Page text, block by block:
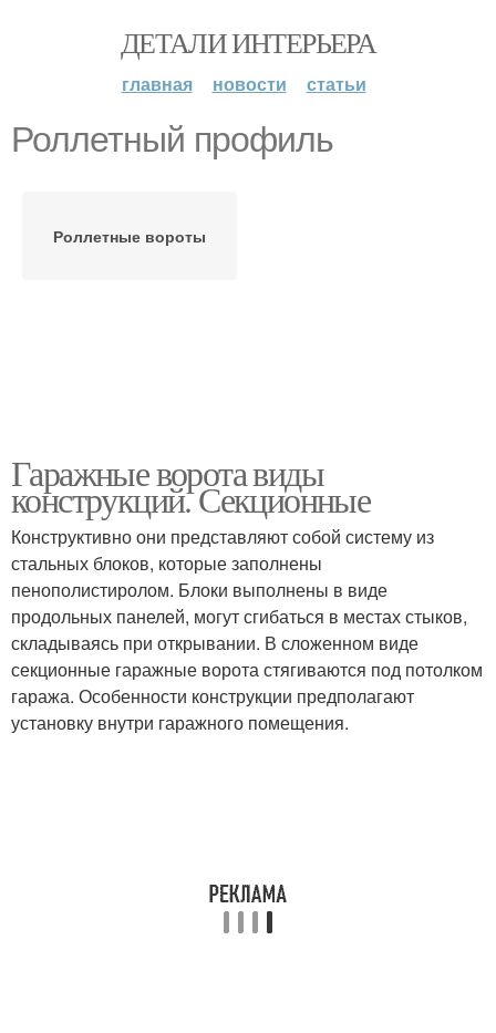
ДЕТАЛИ ИНТЕРЬЕРА
главная новости статьи
Роллетный профиль
Роллетные вороты
Гаражные ворота виды
конструкций. Секционные
Конструктивно они представляют собой систему из
стальных блоков, которые заполнены
пенополистиролом. Блоки выполнены в виде
продольных панелей, могут сгибаться в местах стыков,
складываясь при открывании. В сложенном виде
секционные гаражные ворота стягиваются под потолком
гаража. Особенности конструкции предполагают
установку внутри гаражного помещения.